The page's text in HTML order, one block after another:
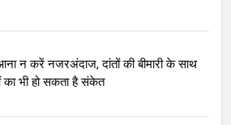
न करें नजरअंदाज, दांतों की बीमारी के साथ
का भी हो सकता है संकेत